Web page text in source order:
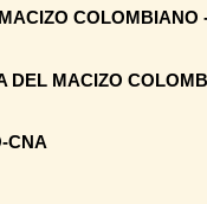
COLOMBIANO
DEL MACIZO
CNA